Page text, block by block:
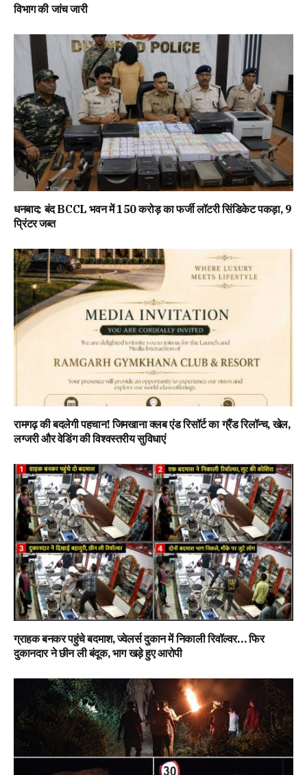
विभाग की जांच जारी
धनबाद: बंद BCCL भवन में 150 करोड़ का फर्जी लॉटरी सिंडिकेट पकड़ा, 9
प्रिंटर जब्त
रामगढ़ की बदलेगी पहचान! जिमखाना क्लब एंड रिसॉर्ट का ग्रैंड रिलॉन्च, खेल,
लग्जरी और वेडिंग की विश्वस्तरीय सुविधाएं
ग्राहक बनकर पहुंचे बदमाश, ज्वेलर्स दुकान में निकाली रिवॉल्वर… फिर
दुकानदार ने छीन ली बंदूक, भाग खड़े हुए आरोपी